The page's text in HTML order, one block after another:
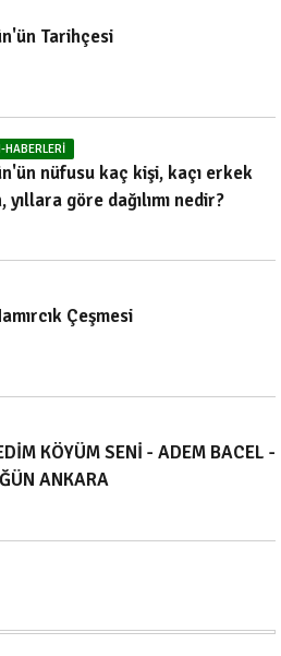
Tarihçesi
HABERLERI
nüfusu kaç kişi, kaçı erkek
yıllara göre dağılımı nedir?
Çeşmesi
KÖYÜM SENİ - ADEM BACEL -
ANKARA